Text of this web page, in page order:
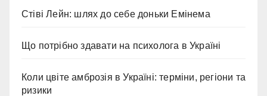
Стіві Лейн: шлях до себе доньки Емінема
Що потрібно здавати на психолога в Україні
Коли цвіте амброзія в Україні: терміни, регіони та
ризики